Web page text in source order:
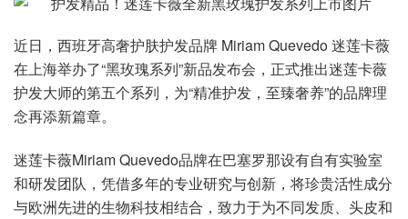
近日，西班牙高奢护肤护发品牌 Miriam Quevedo 迷莲卡薇
在上海举办了“黑玫瑰系列”新品发布会，正式推出迷莲卡薇
护发大师的第五个系列，为“精准护发，至臻奢养”的品牌理
念再添新篇章。
迷莲卡薇Miriam Quevedo品牌在巴塞罗那设有自有实验室
和研发团队，凭借多年的专业研究与创新，将珍贵活性成分
与欧洲先进的生物科技相结合，致力于为不同发质、头皮和